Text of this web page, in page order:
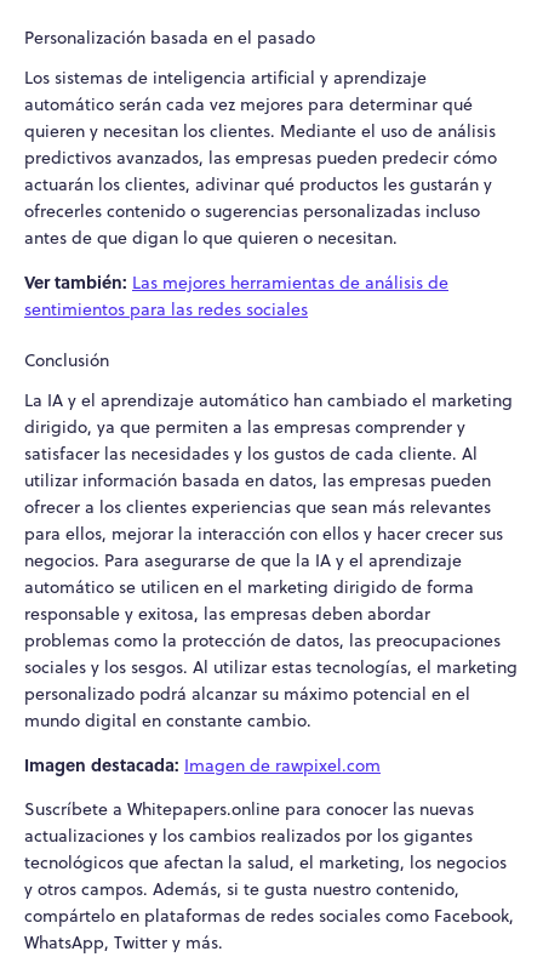
Personalización basada en el pasado
Los sistemas de inteligencia artificial y aprendizaje
automático serán cada vez mejores para determinar qué
quieren y necesitan los clientes. Mediante el uso de análisis
predictivos avanzados, las empresas pueden predecir cómo
actuarán los clientes, adivinar qué productos les gustarán y
ofrecerles contenido o sugerencias personalizadas incluso
antes de que digan lo que quieren o necesitan.
Ver también: Las mejores herramientas de análisis de
sentimientos para las redes sociales
Conclusión
La IA y el aprendizaje automático han cambiado el marketing
dirigido, ya que permiten a las empresas comprender y
satisfacer las necesidades y los gustos de cada cliente. Al
utilizar información basada en datos, las empresas pueden
ofrecer a los clientes experiencias que sean más relevantes
para ellos, mejorar la interacción con ellos y hacer crecer sus
negocios. Para asegurarse de que la IA y el aprendizaje
automático se utilicen en el marketing dirigido de forma
responsable y exitosa, las empresas deben abordar
problemas como la protección de datos, las preocupaciones
sociales y los sesgos. Al utilizar estas tecnologías, el marketing
personalizado podrá alcanzar su máximo potencial en el
mundo digital en constante cambio.
Imagen destacada: Imagen de rawpixel.com
Suscríbete a Whitepapers.online para conocer las nuevas
actualizaciones y los cambios realizados por los gigantes
tecnológicos que afectan la salud, el marketing, los negocios
y otros campos. Además, si te gusta nuestro contenido,
compártelo en plataformas de redes sociales como Facebook,
WhatsApp, Twitter y más.